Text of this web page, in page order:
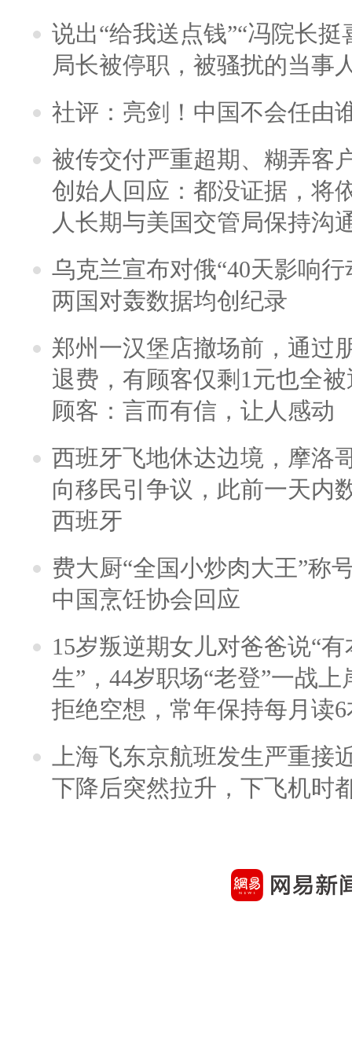
说出“给我送点钱”“冯院长
局长被停职，被骚扰的当事
社评：亮剑！中国不会任由
被传交付严重超期、糊弄客
创始人回应：都没证据，将
人长期与美国交管局保持沟
乌克兰宣布对俄“40天影响
两国对轰数据均创纪录
郑州一汉堡店撤场前，通过
退费，有顾客仅剩1元也全
顾客：言而有信，让人感动
西班牙飞地休达边境，摩洛
向移民引争议，此前一天内
西班牙
费大厨“全国小炒肉大王”称
中国烹饪协会回应
15岁叛逆期女儿对爸爸说“
生”，44岁职场“老登”一战上
拒绝空想，常年保持每月读
上海飞东京航班发生严重接
下降后突然拉升，下飞机时